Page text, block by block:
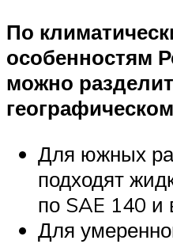
По
особенностям
можно
Для южных
подходят
по SAE 140
Для